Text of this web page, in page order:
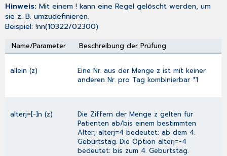
Hinweis:Mit einem ! kann eine Regel gelöscht werden, um
sie z. B. umzudefinieren.
Beispiel: !nn(10322/02300)
Name/Parameter Beschreibung der Prüfung
allein (z)
Eine Nr. aus der Menge z ist mit keiner
anderen Nr. pro Tag kombinierbar *1
alterj=[-]n (z)
Die Ziffern der Menge z gelten für
Patienten ab/bis einem bestimmten
Alter; alterj=4 bedeutet: ab dem 4.
Geburtstag. Die Option alterj=-4
bedeutet: bis zum 4. Geburtstag.